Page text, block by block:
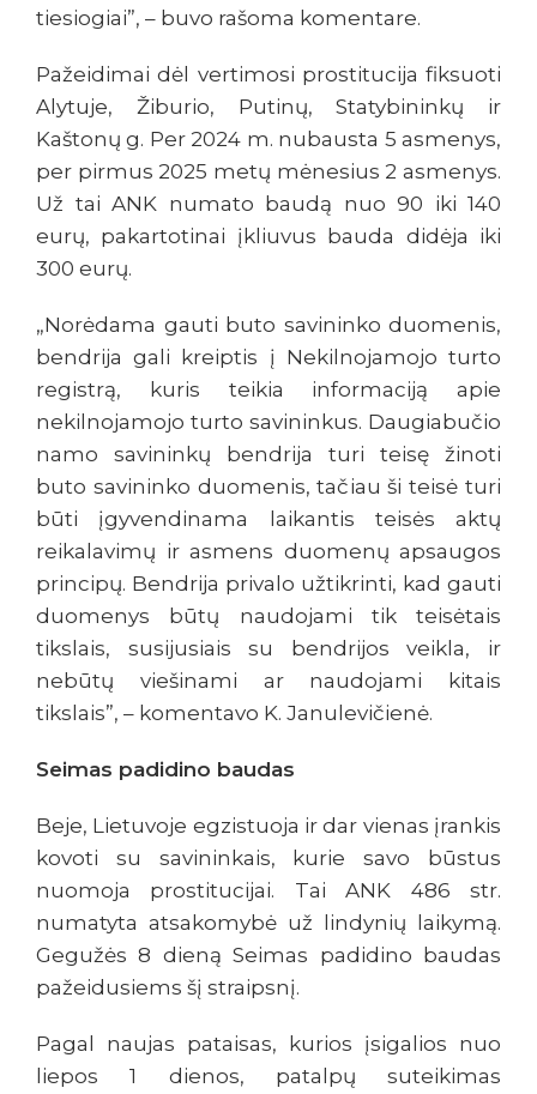
tiesiogiai”, – buvo rašoma komentare.
Pažeidimai dėl vertimosi prostitucija fiksuoti
Alytuje, Žiburio, Putinų, Statybininkų ir
Kaštonų g. Per 2024 m. nubausta 5 asmenys,
per pirmus 2025 metų mėnesius 2 asmenys.
Už tai ANK numato baudą nuo 90 iki 140
eurų, pakartotinai įkliuvus bauda didėja iki
300 eurų.
„Norėdama gauti buto savininko duomenis,
bendrija gali kreiptis į Nekilnojamojo turto
registrą, kuris teikia informaciją apie
nekilnojamojo turto savininkus. Daugiabučio
namo savininkų bendrija turi teisę žinoti
buto savininko duomenis, tačiau ši teisė turi
būti įgyvendinama laikantis teisės aktų
reikalavimų ir asmens duomenų apsaugos
principų. Bendrija privalo užtikrinti, kad gauti
duomenys būtų naudojami tik teisėtais
tikslais, susijusiais su bendrijos veikla, ir
nebūtų viešinami ar naudojami kitais
tikslais”, – komentavo K. Janulevičienė.
Seimas padidino baudas
Beje, Lietuvoje egzistuoja ir dar vienas įrankis
kovoti su savininkais, kurie savo būstus
nuomoja prostitucijai. Tai ANK 486 str.
numatyta atsakomybė už lindynių laikymą.
Gegužės 8 dieną Seimas padidino baudas
pažeidusiems šį straipsnį.
Pagal naujas pataisas, kurios įsigalios nuo
liepos 1 dienos, patalpų suteikimas